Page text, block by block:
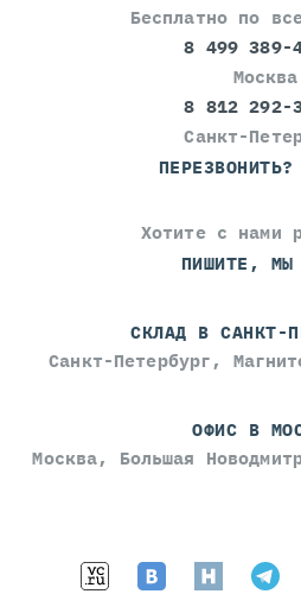
Бесплатно по
8 499 389-
Москва
8 812 292-
Санкт-
Хотите с нами
ПИШИТЕ, МЫ
СКЛАД В САНКТ-
Санкт-Петербург,
ОФИС В
Москва, Большая